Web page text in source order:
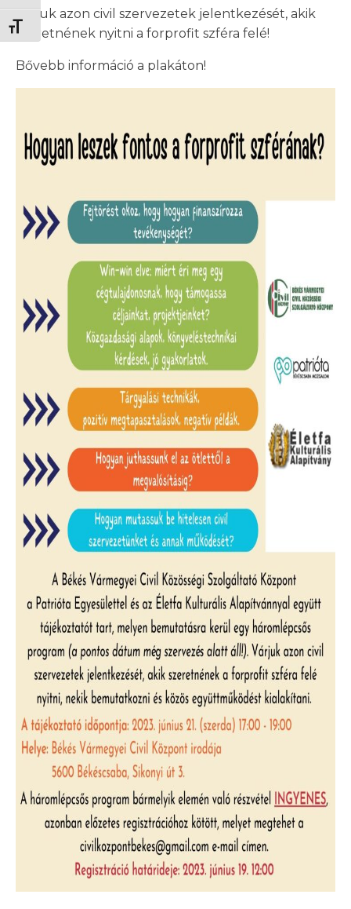
Betűméret váltása
Várjuk azon civil szervezetek jelentkezését, akik
szeretnének nyitni a forprofit szféra felé!
Bővebb információ a plakáton!